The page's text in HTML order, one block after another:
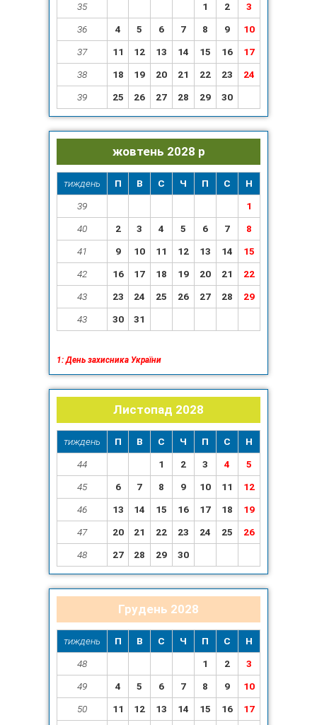
35
1 2
3
36
4 5 6 7 8 9
10
37
11 12 13 14 15 16
17
38
18 19 20 21 22 23
24
39
25 26 27 28 29 30
жовтень 2028 р
тиждень П В С Ч П С
Н
39
1
40
2 3 4 5 6 7
8
41
9 10 11 12 13 14
15
42
16 17 18 19 20 21
22
43
23 24 25 26 27 28
29
43
30 31
1: День захисника України
Листопад 2028
тиждень П В С Ч П С
Н
44
1 2 3 4
5
45
6 7 8 9 10 11
12
46
13 14 15 16 17 18
19
47
20 21 22 23 24 25
26
48
27 28 29 30
Грудень 2028
тиждень П В С Ч П С
Н
48
1 2
3
49
4 5 6 7 8 9
10
50
11 12 13 14 15 16
17